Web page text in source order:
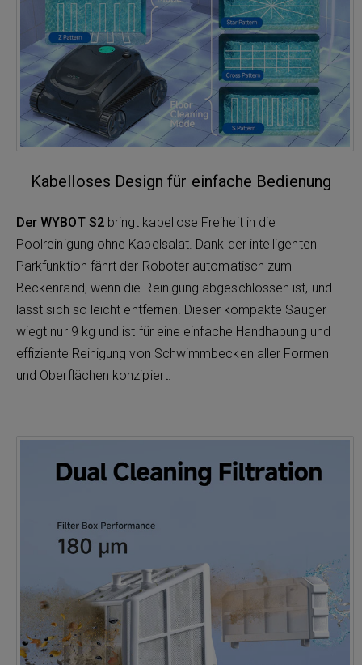
Kabelloses Design für einfache Bedienung
Der WYBOT S2bringt kabellose Freiheit in die
Poolreinigung ohne Kabelsalat. Dank der intelligenten
Parkfunktion fährt der Roboter automatisch zum
Beckenrand, wenn die Reinigung abgeschlossen ist, und
lässt sich so leicht entfernen. Dieser kompakte Sauger
wiegt nur 9 kg und ist für eine einfache Handhabung und
effiziente Reinigung von Schwimmbecken aller Formen
und Oberflächen konzipiert.